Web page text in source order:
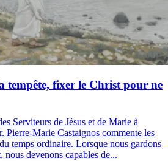
fixer le Christ pour ne
Serviteurs de Jésus et de Marie à
Pierre-Marie Castaignos commente les
temps ordinaire. Lorsque nous gardons
devenons capables de...